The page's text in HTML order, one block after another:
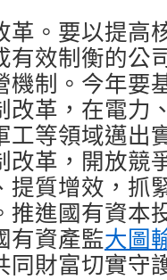
革。要以提高
有效制衡的公
機制。今年要
改革，在電力
工等領域邁出
改革，開放競
提質增效，抓
推進國有資本
有資產監大圖
同財富切實守